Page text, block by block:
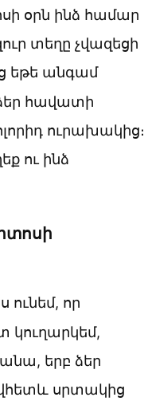
օրն ինձ համար
տեղը չվազեցի
եթե անգամ
հավատի
ուրախակից։
ու ինձ
ունեմ, որ
կուղարկեմ,
երբ ձեր
սրտակից